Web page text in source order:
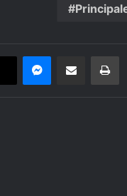
Messenger
Share via Email